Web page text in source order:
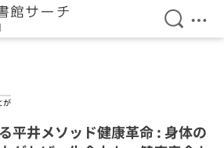
検索を
メ
が
平井メソッド健康革命 : 身体の